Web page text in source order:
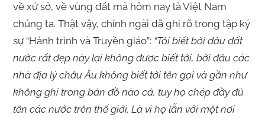
về xứ sở, về vùng đất mà hôm nay là Việt Nam
chúng ta. Thật vậy, chính ngài đã ghi rõ trong tập ký
sự “Hành trình và Truyền giáo”: “Tôi biết bởi đâu đất
nước rất đẹp này lại không được biết tới, bởi đâu các
nhà địa lý châu Âu không biết tới tên gọi và gần như
không ghi trong bản đồ nào cả, tuy họ chép đầy đủ
tên các nước trên thế giới. Là vì họ lẫn với một nơi